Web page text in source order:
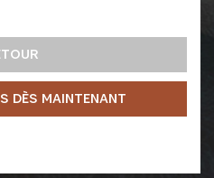
DÈS MAINTENANT